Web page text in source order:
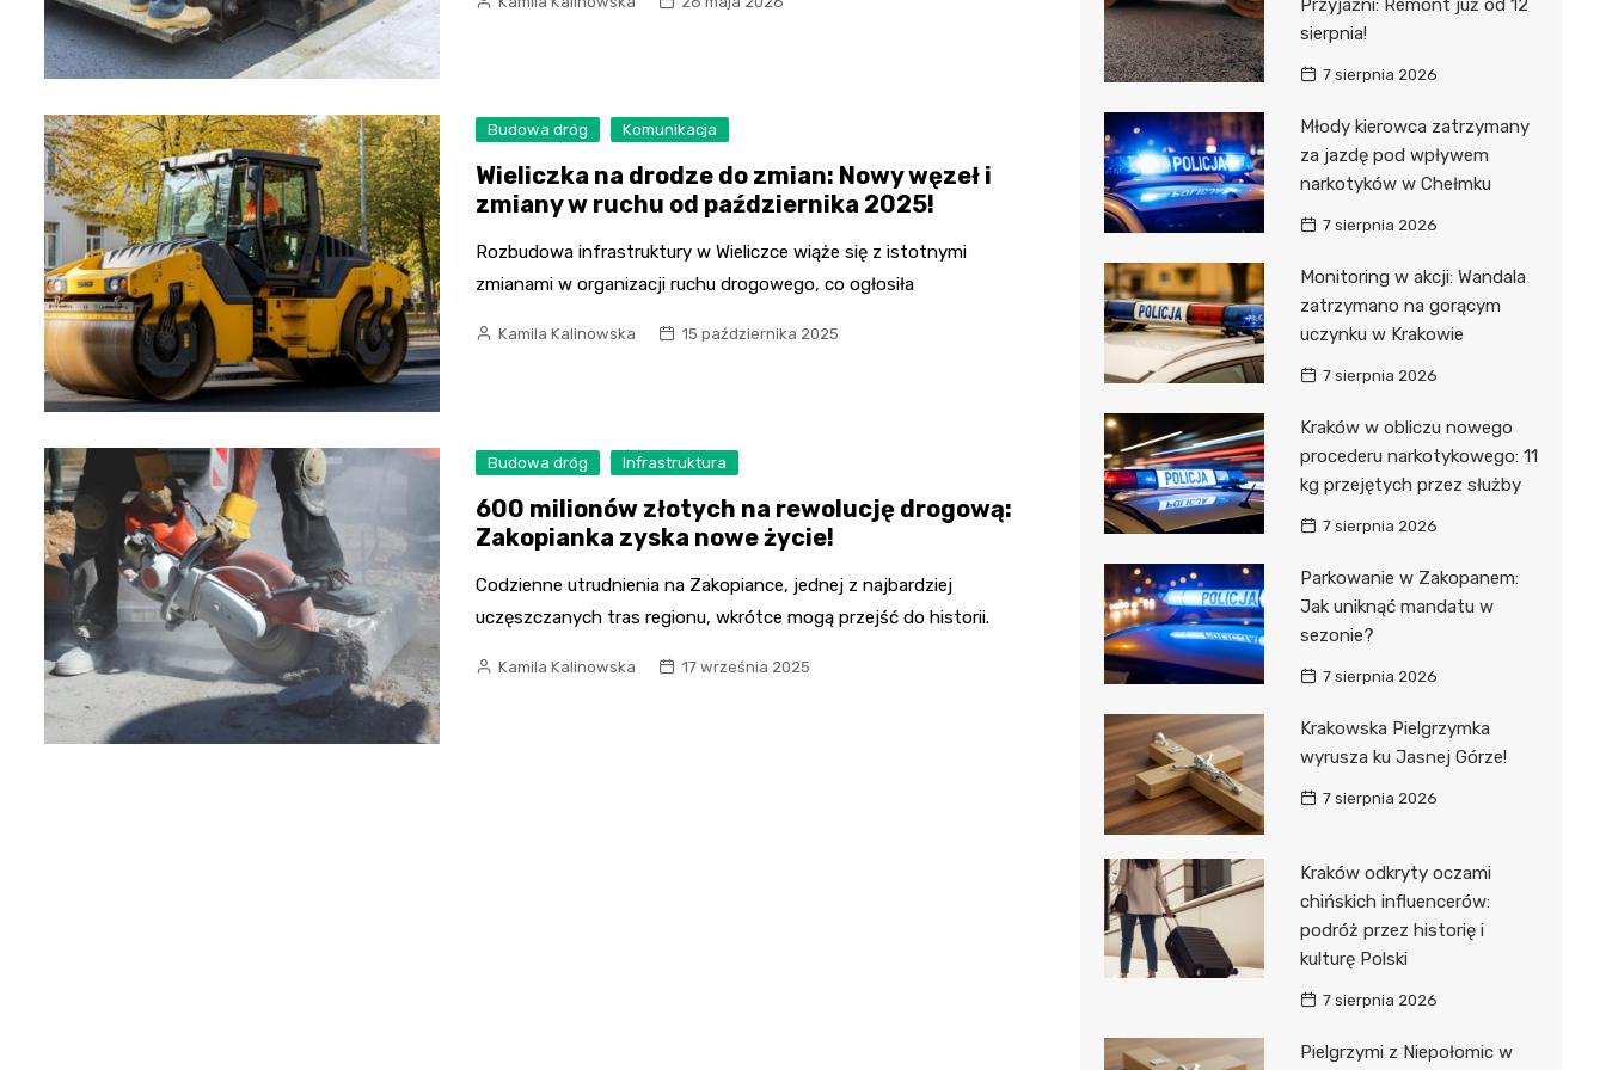
Budowa dróg Komunikacja
Wieliczka na drodze do zmian: Nowy węzeł i
zmiany w ruchu od października 2025!
Rozbudowa infrastruktury w Wieliczce wiąże się z istotnymi
zmianami w organizacji ruchu drogowego, co ogłosiła
Kamila Kalinowska 15 października 2025
Budowa dróg Infrastruktura
600 milionów złotych na rewolucję drogową:
Zakopianka zyska nowe życie!
Codzienne utrudnienia na Zakopiance, jednej z najbardziej
uczęszczanych tras regionu, wkrótce mogą przejść do historii.
Kamila Kalinowska 17 września 2025
Przyjaźni: Remont już od 12
sierpnia!
7 sierpnia 2026
Młody kierowca zatrzymany
za jazdę pod wpływem
narkotyków w Chełmku
7 sierpnia 2026
Monitoring w akcji: Wandala
zatrzymano na gorącym
uczynku w Krakowie
7 sierpnia 2026
Kraków w obliczu nowego
procederu narkotykowego: 11
kg przejętych przez służby
7 sierpnia 2026
Parkowanie w Zakopanem:
Jak uniknąć mandatu w
sezonie?
7 sierpnia 2026
Krakowska Pielgrzymka
wyrusza ku Jasnej Górze!
7 sierpnia 2026
Kraków odkryty oczami
chińskich influencerów:
podróż przez historię i
kulturę Polski
7 sierpnia 2026
Pielgrzymi z Niepołomic w